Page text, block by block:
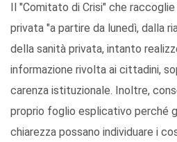
Il "Comitato di Crisi" che
privata "a partire da lunedì, dalla
della sanità privata, intanto
informazione rivolta ai cittadini,
carenza istituzionale. Inoltre,
proprio foglio esplicativo perché
chiarezza possano individuare i